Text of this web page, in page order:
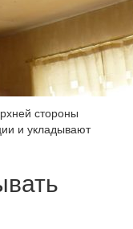
стороны
и укладывают